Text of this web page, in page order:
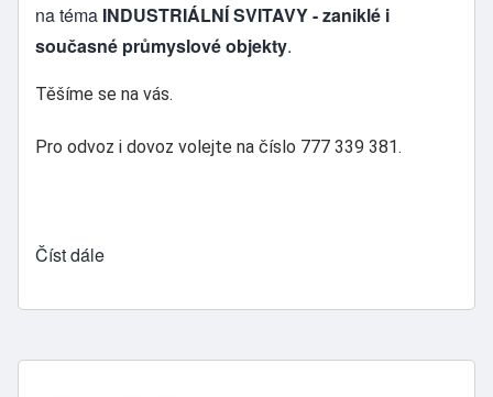
na téma INDUSTRIÁLNÍ SVITAVY - zaniklé i
současné průmyslové objekty.
Těšíme se na vás.
Pro odvoz i dovoz volejte na číslo 777 339 381.
Číst dále